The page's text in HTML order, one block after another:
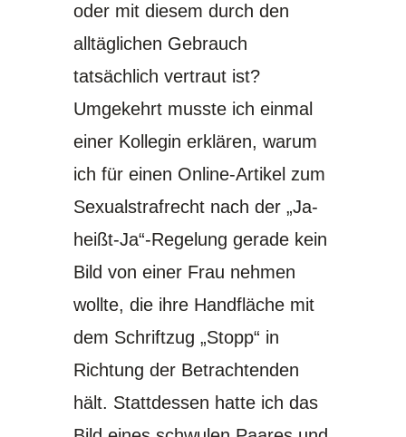
oder mit diesem durch den
alltäglichen Gebrauch
tatsächlich vertraut ist?
Umgekehrt musste ich einmal
einer Kollegin erklären, warum
ich für einen Online-Artikel zum
Sexualstrafrecht nach der „Ja-
heißt-Ja“-Regelung gerade kein
Bild von einer Frau nehmen
wollte, die ihre Handfläche mit
dem Schriftzug „Stopp“ in
Richtung der Betrachtenden
hält. Stattdessen hatte ich das